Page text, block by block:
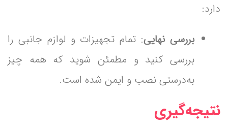
دارد:
بررسی نهایی: تمام تجهیزات و لوازم جانبی را
بررسی کنید و مطمئن شوید که همه چیز
به‌درستی نصب و ایمن شده است.
نتیجه‌گیری